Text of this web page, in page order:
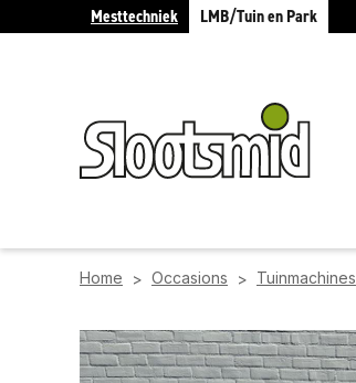
Mesttechniek LMB/Tuin en Park
Home > Occasions > Tuinmachines